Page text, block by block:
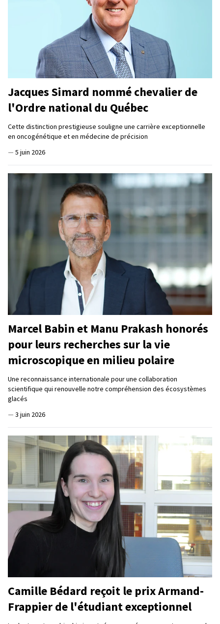
Jacques Simard nommé chevalier de
l'Ordre national du Québec
Cette distinction prestigieuse souligne une carrière exceptionnelle
en oncogénétique et en médecine de précision
— 5 juin 2026
Marcel Babin et Manu Prakash honorés
pour leurs recherches sur la vie
microscopique en milieu polaire
Une reconnaissance internationale pour une collaboration
scientifique qui renouvelle notre compréhension des écosystèmes
glacés
— 3 juin 2026
Camille Bédard reçoit le prix Armand-
Frappier de l'étudiant exceptionnel